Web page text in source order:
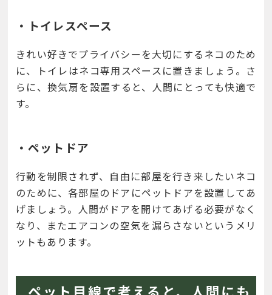
・トイレスペース
きれい好きでプライバシーを大切にするネコのため
に、トイレはネコ専用スペースに置きましょう。さ
らに、換気扇を設置すると、人間にとっても快適で
す。
・ペットドア
行動を制限されず、自由に部屋を行き来したいネコ
のために、各部屋のドアにペットドアを設置してあ
げましょう。人間がドアを開けてあげる必要がなく
なり、またエアコンの空気を漏らさないというメリ
ットもあります。
ペット目線で考えると、人間にも